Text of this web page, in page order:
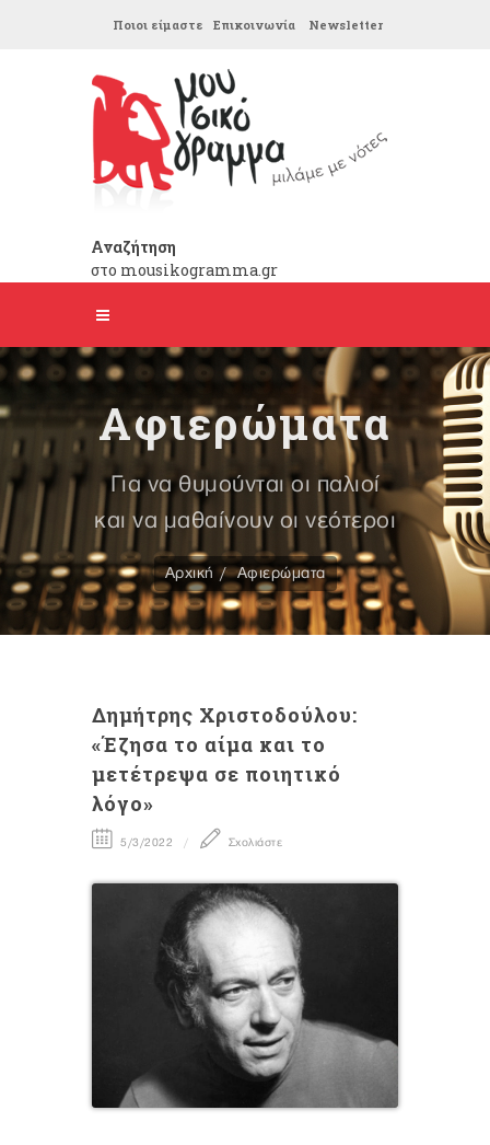
Ποιοι είμαστε Επικοινωνία Newsletter
Αναζήτηση
στο mousikogramma.gr
Αφιερώματα
Για να θυμούνται οι παλιοί
και να μαθαίνουν οι νεότεροι
Αρχική Αφιερώματα
Δημήτρης Χριστοδούλου:
«Έζησα το αίμα και το
μετέτρεψα σε ποιητικό
λόγο»
5/3/2022 Σχολιάστε